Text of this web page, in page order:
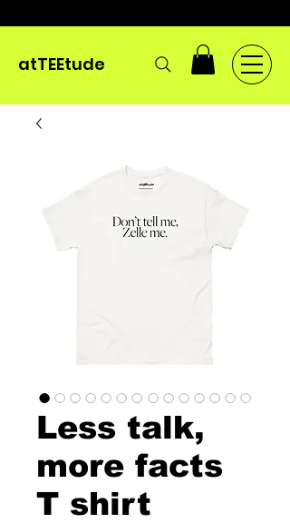
atTEEtude
Less talk,
more facts
T shirt